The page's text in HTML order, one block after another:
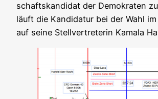
schafts­kan­di­dat der Demo­kra­ten
läuft die Kan­di­da­tur bei der Wahl
auf sei­ne Stell­ver­tre­te­rin Kama­la